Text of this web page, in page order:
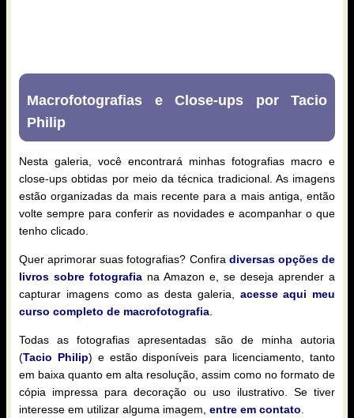
Macrofotografias e Close-ups por Tacio
Philip
Nesta galeria, você encontrará minhas fotografias macro e
close-ups obtidas por meio da técnica tradicional. As imagens
estão organizadas da mais recente para a mais antiga, então
volte sempre para conferir as novidades e acompanhar o que
tenho clicado.
Quer aprimorar suas fotografias? Confira diversas opções de
livros sobre fotografia na Amazon e, se deseja aprender a
capturar imagens como as desta galeria, acesse aqui meu
curso completo de macrofotografia
Todas as fotografias apresentadas são de minha autoria
(Tacio Philip) e estão disponíveis para licenciamento, tanto
em baixa quanto em alta resolução, assim como no formato de
cópia impressa para decoração ou uso ilustrativo. Se tiver
interesse em utilizar alguma imagem, entre em contato